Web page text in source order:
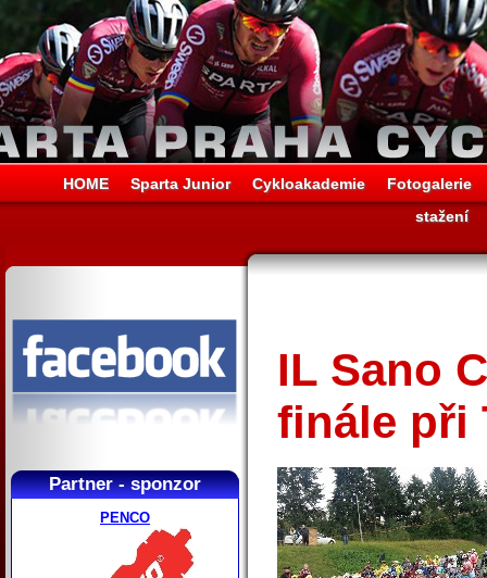
HOME Sparta Junior Cykloakademie
Fotogalerie
stažení
Partner - sponzor
PENCO
IL Sano
finále při